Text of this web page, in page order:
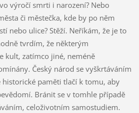
výročí smrti i narození? Nebo
či městečka, kde by po něm
nebo ulice? Stěží. Neříkám, že je to
tvrdím, že některým
kult, zatímco jiné, neméně
Český národ se vyškrtáváním
historické paměti tlačí k tomu, aby
Bránit se v tomhle případě
celoživotním samostudiem.